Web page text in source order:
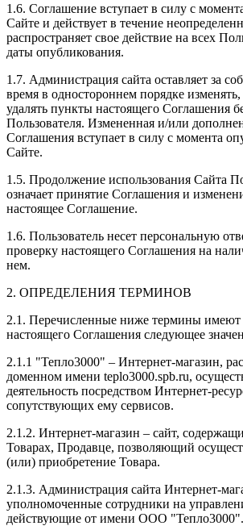
1.6. Соглашение вступает в силу с
Сайте и действует в течение
распространяет свое действие на всех
даты опубликования.
1.7. Администрация сайта оставляет за
время в одностороннем порядке
удалять пункты настоящего Соглашения
Пользователя. Измененная и/или
Соглашения вступает в силу с момента
Сайте.
1.5. Продолжение использования Сайта
означает принятие Соглашения и
настоящее Соглашение.
1.6. Пользователь несет персональную
проверку настоящего Соглашения на
нем.
2. ОПРЕДЕЛЕНИЯ ТЕРМИНОВ
2.1. Перечисленные ниже термины имеют
настоящего Соглашения следующее
2.1.1 "Тепло3000" – Интернет-магазин,
доменном имени teplo3000.spb.ru,
деятельность посредством Интернет-
сопутствующих ему сервисов.
2.1.2. Интернет-магазин – сайт,
Товарах, Продавце, позволяющий
(или) приобретение Товара.
2.1.3. Администрация сайта Интернет-
уполномоченные сотрудники на
действующие от имени ООО "Тепло3000".